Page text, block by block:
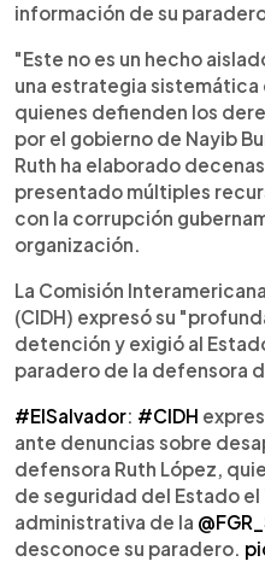
información de su
"Este no es un hecho
una estrategia
quienes defienden los
por el gobierno de Nayib
Ruth ha elaborado
presentado múltiples
con la corrupción
organización.
La Comisión
(CIDH) expresó su
detención y exigió al
paradero de la defensora
#ElSalvador: #CIDH
ante denuncias sobre
defensora Ruth López,
de seguridad del Estado el
administrativa de la
desconoce su paradero.